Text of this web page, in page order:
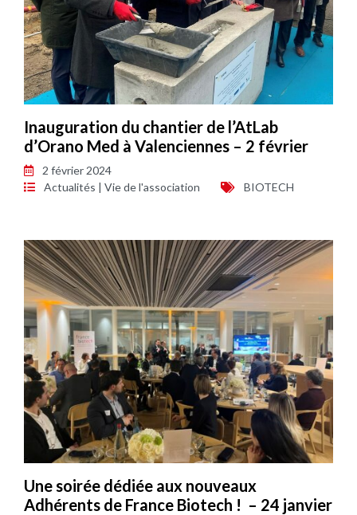
Inauguration du chantier de l’AtLab
d’Orano Med à Valenciennes – 2 février
2 février 2024
Actualités | Vie de l'association BIOTECH
Une soirée dédiée aux nouveaux
Adhérents de France Biotech ! – 24 janvier